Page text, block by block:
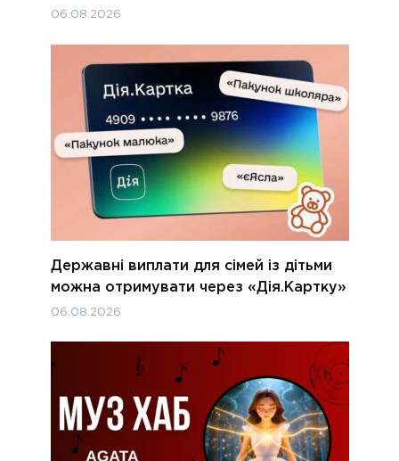
06.08.2026
Державні виплати для сімей із дітьми
можна отримувати через «Дія.Картку»
06.08.2026